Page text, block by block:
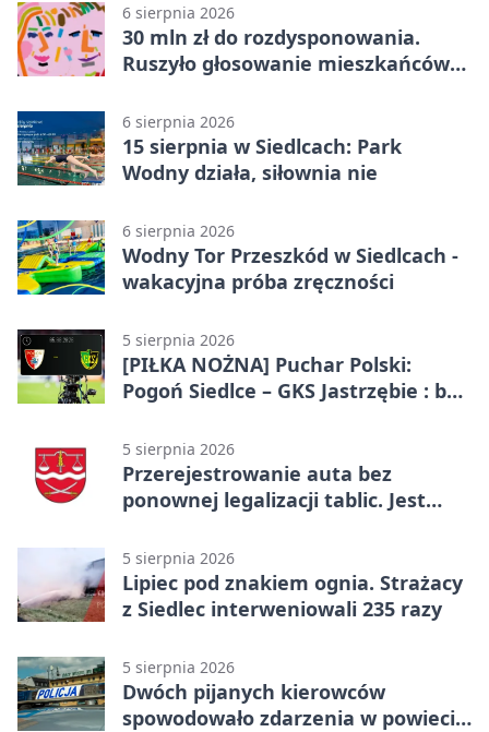
6 sierpnia 2026
30 mln zł do rozdysponowania.
Ruszyło głosowanie mieszkańców
6 sierpnia 2026
15 sierpnia w Siedlcach: Park
Wodny działa, siłownia nie
6 sierpnia 2026
Wodny Tor Przeszkód w Siedlcach -
wakacyjna próba zręczności
5 sierpnia 2026
[PIŁKA NOŻNA] Puchar Polski:
Pogoń Siedlce – GKS Jastrzębie : bez
5 sierpnia 2026
Przerejestrowanie auta bez
ponownej legalizacji tablic. Jest
5 sierpnia 2026
Lipiec pod znakiem ognia. Strażacy
z Siedlec interweniowali 235 razy
5 sierpnia 2026
Dwóch pijanych kierowców
spowodowało zdarzenia w powiecie